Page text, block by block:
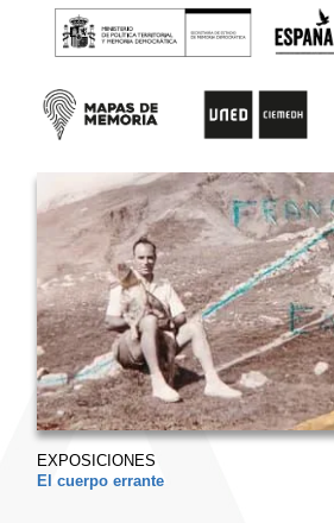
EXPOSICIONES
El cuerpo errante